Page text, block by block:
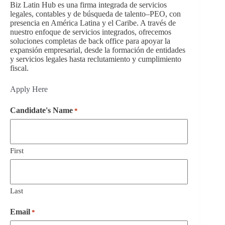
Biz Latin Hub es una firma integrada de servicios
legales, contables y de búsqueda de talento–PEO, con
presencia en América Latina y el Caribe. A través de
nuestro enfoque de servicios integrados, ofrecemos
soluciones completas de back office para apoyar la
expansión empresarial, desde la formación de entidades
y servicios legales hasta reclutamiento y cumplimiento
fiscal.
Apply Here
Candidate's Name *
First
Last
Email *